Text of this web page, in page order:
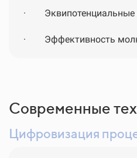
· Эквипотенциальные
· Эффективность
Современные
Цифровизация